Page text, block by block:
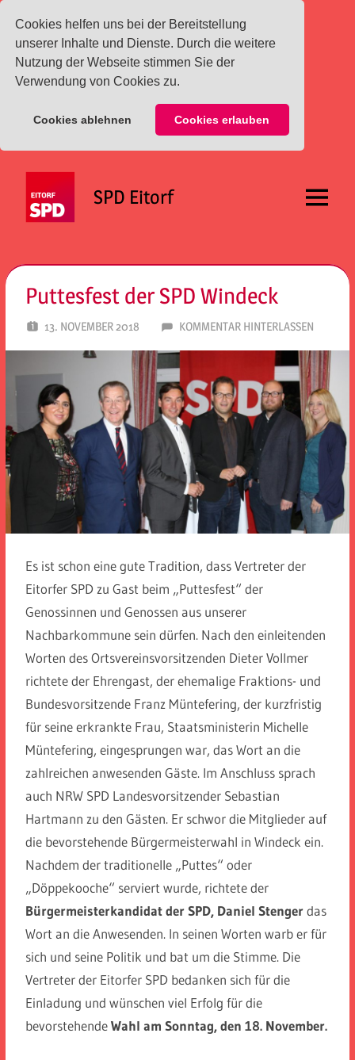
Cookies helfen uns bei der Bereitstellung
unserer Inhalte und Dienste. Durch die weitere
Nutzung der Webseite stimmen Sie der
Verwendung von Cookies zu.
Cookies ablehnen Cookies erlauben
springen
SPD Eitorf Menü
Puttesfest der SPD Windeck
13. NOVEMBER 2018 SPD EITORF
KOMMENTAR HINTERLASSEN
Es ist schon eine gute Tradition, dass Vertreter der
Eitorfer SPD zu Gast beim „Puttesfest“ der
Genossinnen und Genossen aus unserer
Nachbarkommune sein dürfen. Nach den einleitenden
Worten des Ortsvereinsvorsitzenden Dieter Vollmer
richtete der Ehrengast, der ehemalige Fraktions- und
Bundesvorsitzende Franz Müntefering, der kurzfristig
für seine erkrankte Frau, Staatsministerin Michelle
Müntefering, eingesprungen war, das Wort an die
zahlreichen anwesenden Gäste. Im Anschluss sprach
auch NRW SPD Landesvorsitzender Sebastian
Hartmann zu den Gästen. Er schwor die Mitglieder auf
die bevorstehende Bürgermeisterwahl in Windeck ein.
Nachdem der traditionelle „Puttes“ oder
„Döppekooche“ serviert wurde, richtete der
Bürgermeisterkandidat der SPD, Daniel Stengerdas
Wort an die Anwesenden. In seinen Worten warb er für
sich und seine Politik und bat um die Stimme. Die
Vertreter der Eitorfer SPD bedanken sich für die
Einladung und wünschen viel Erfolg für die
bevorstehendeWahl am Sonntag, den 18. November.